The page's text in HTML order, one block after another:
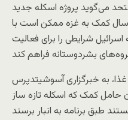
می‌گوید پروژه اسکله جدید
ارسال کمک به غزه ممکن است با
شرایطی را برای فعالیت
به خبرگزاری آسوشیتدپرس
کدام از ۱۱ کامیون حامل کمک که اسکله تازه ساز